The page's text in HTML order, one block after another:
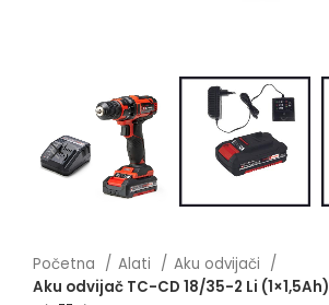
Početna Alati
Aku odvijači
Aku odvijač TC-CD 18/35-2 Li (1×1,5Ah)